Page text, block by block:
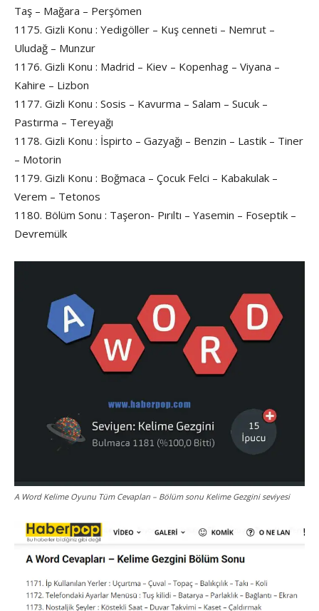
Taş – Mağara – Perşömen
1175. Gizli Konu : Yedigöller – Kuş cenneti – Nemrut –
Uludağ – Munzur
1176. Gizli Konu : Madrid – Kiev – Kopenhag – Viyana –
Kahire – Lizbon
1177. Gizli Konu : Sosis – Kavurma – Salam – Sucuk –
Pastırma – Tereyağı
1178. Gizli Konu : İspirto – Gazyağı – Benzin – Lastik – Tiner
– Motorin
1179. Gizli Konu : Boğmaca – Çocuk Felci – Kabakulak –
Verem – Tetonos
1180. Bölüm Sonu : Taşeron- Pırıltı – Yasemin – Foseptik –
Devremülk
A Word Kelime Oyunu Tüm Cevapları – Bölüm sonu Kelime Gezgini seviyesi